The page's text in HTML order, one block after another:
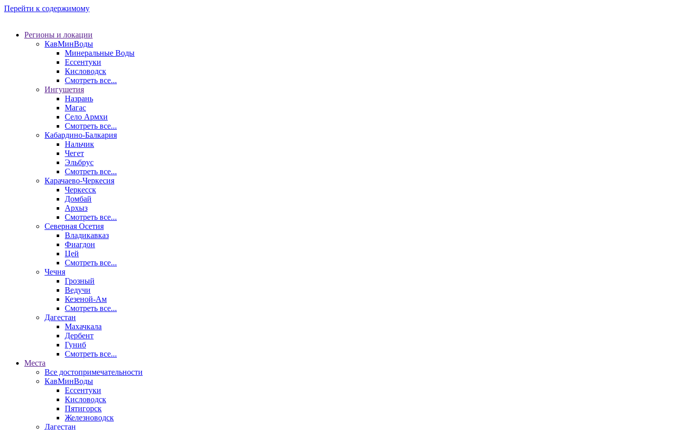
Перейти к содержимому
Регионы и локации
КавМинВоды
Минеральные Воды
Ессентуки
Кисловодск
Смотреть все...
Ингушетия
Назрань
Магас
Село Армхи
Смотреть все...
Кабардино-Балкария
Нальчик
Чегет
Эльбрус
Смотреть все...
Карачаево-Черкесия
Черкесск
Домбай
Архыз
Смотреть все...
Северная Осетия
Владикавказ
Фиагдон
Цей
Смотреть все...
Чечня
Грозный
Ведучи
Кезеной-Ам
Смотреть все...
Дагестан
Махачкала
Дербент
Гуниб
Смотреть все...
Места
Все достопримечательности
КавМинВоды
Ессентуки
Кисловодск
Пятигорск
Железноводск
Дагестан